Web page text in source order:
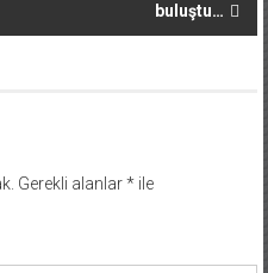
buluştu…
Gerekli alanlar*ile